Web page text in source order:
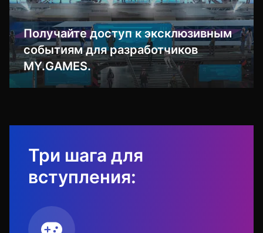
Получайте доступ к эксклюзивным
событиям для разработчиков
MY.GAMES.
Три шага для
вступления: